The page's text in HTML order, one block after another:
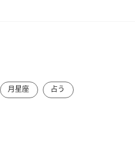
月星座
占う